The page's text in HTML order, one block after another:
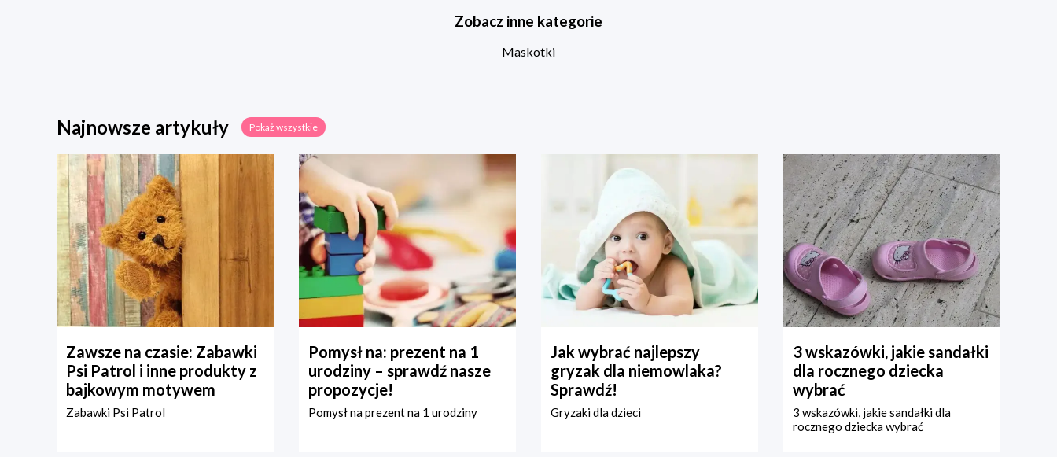
Zobacz inne kategorie
Maskotki
Najnowsze artykuły Pokaż wszystkie
Zawsze na czasie: Zabawki
Psi Patrol i inne produkty z
bajkowym motywem
Zabawki Psi Patrol
Pomysł na: prezent na 1
urodziny – sprawdź nasze
propozycje!
Pomysł na prezent na 1 urodziny
Jak wybrać najlepszy
gryzak dla niemowlaka?
Sprawdź!
Gryzaki dla dzieci
3 wskazówki, jakie sandałki
dla rocznego dziecka
wybrać
3 wskazówki, jakie sandałki dla
rocznego dziecka wybrać